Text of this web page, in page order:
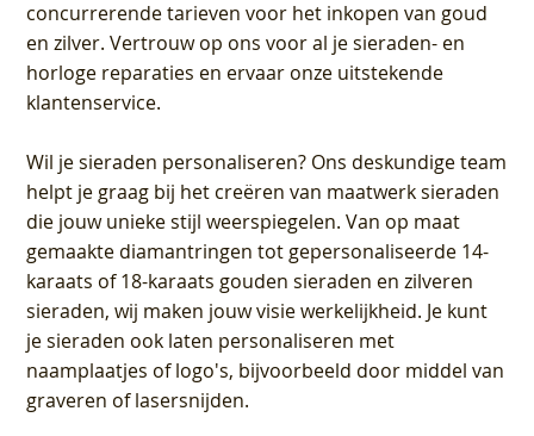
concurrerende tarieven voor het inkopen van goud
en zilver. Vertrouw op ons voor al je sieraden- en
horloge reparaties en ervaar onze uitstekende
klantenservice.
Wil je sieraden personaliseren? Ons deskundige team
helpt je graag bij het creëren van maatwerk sieraden
die jouw unieke stijl weerspiegelen. Van op maat
gemaakte diamantringen tot gepersonaliseerde 14-
karaats of 18-karaats gouden sieraden en zilveren
sieraden, wij maken jouw visie werkelijkheid. Je kunt
je sieraden ook laten personaliseren met
naamplaatjes of logo's, bijvoorbeeld door middel van
graveren of lasersnijden.